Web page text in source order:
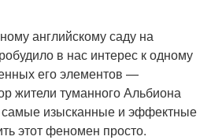
английскому саду на
в нас интерес к одному
его элементов —
жители туманного Альбиона
самые изысканные и эффектные
этот феномен просто.